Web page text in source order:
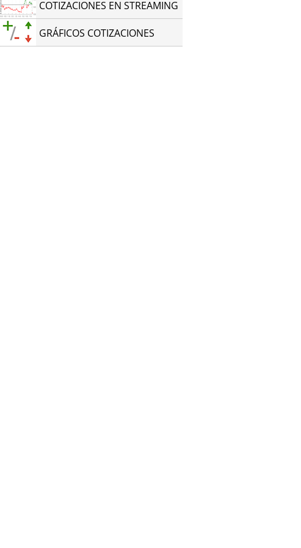
COTIZACIONES EN STREAMING
GRÁFICOS COTIZACIONES